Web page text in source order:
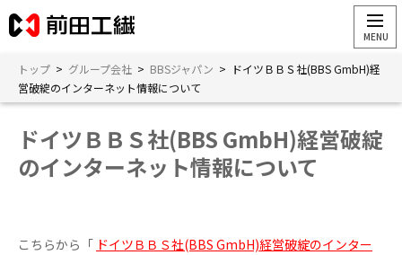
トップ > グループ会社 > BBSジャパン > ドイツＢＢＳ社(BBS GmbH)経
営破綻のインターネット情報について
ドイツＢＢＳ社(BBS GmbH)経営破綻
のインターネット情報について
こちらから「 ドイツＢＢＳ社(BBS GmbH)経営破綻のインター